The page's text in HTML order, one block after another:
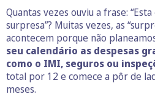
Quantas vezes ouviu a frase:
surpresa”? Muitas vezes, as
acontecem porque não
seu calendário as despesas
como o IMI, seguros ou
total por 12 e comece a pôr de
meses.